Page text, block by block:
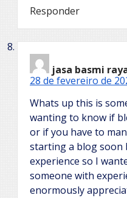
Responder
jasa basmi
28 de fevereiro de
Whats up this is
wanting to know if
or if you have to
starting a blog soon
experience so I
someone with
enormously